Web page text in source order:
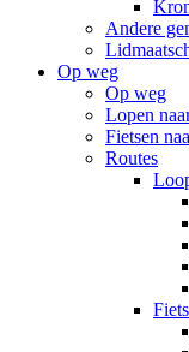
Andere
Op weg
Op weg
Lopen
Fietsen
Routes